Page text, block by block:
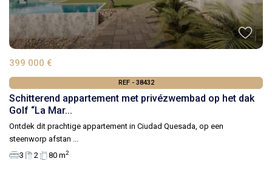
399 000 €
REF - 38432
Schitterend appartement met privézwembad op het dak
Golf “La Mar...
Ontdek dit prachtige appartement in Ciudad Quesada, op een
steenworp afstan
3
2 80 m2